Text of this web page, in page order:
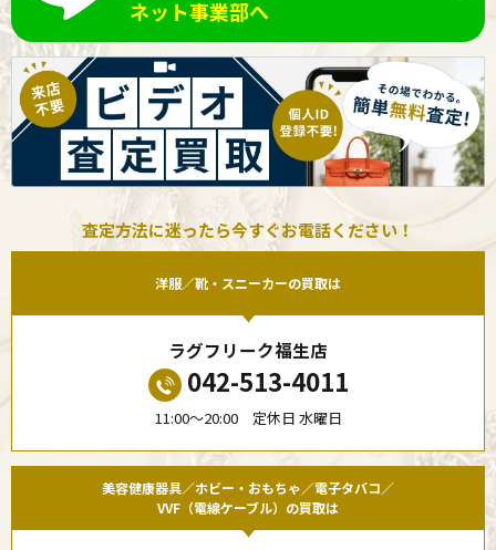
ネット事業部へ
査定方法に迷ったら今すぐお電話ください！
洋服／靴・スニーカーの買取は
ラグフリーク福生店
042-513-4011
11:00〜20:00 定休日 水曜日
美容健康器具／ホビー・おもちゃ／電子タバコ／
VVF（電線ケーブル）の買取は